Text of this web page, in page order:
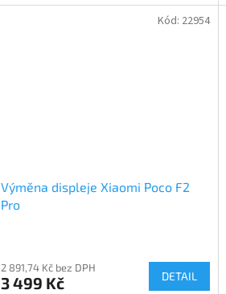
Výměna displeje Xiaomi Poco F2
Pro
2 891,74 Kč bez DPH
3 499 Kč DETAIL
Kód: 22954